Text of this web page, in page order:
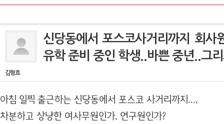
신당동에서 포스코사거리까지 회사
유학 준비 중인 학생..바쁜 중년..그
김형효
아침 일찍 출근하는 신당동에서 포스코 사거리까지...,
차분하고 상냥한 여사무원인가, 연구원인가?